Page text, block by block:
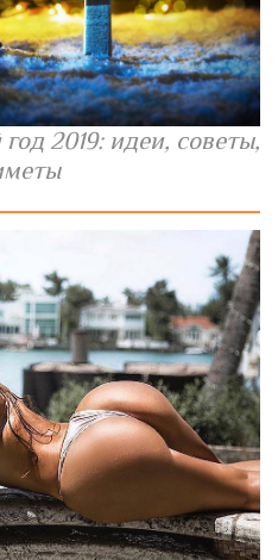
2019: идеи, советы,